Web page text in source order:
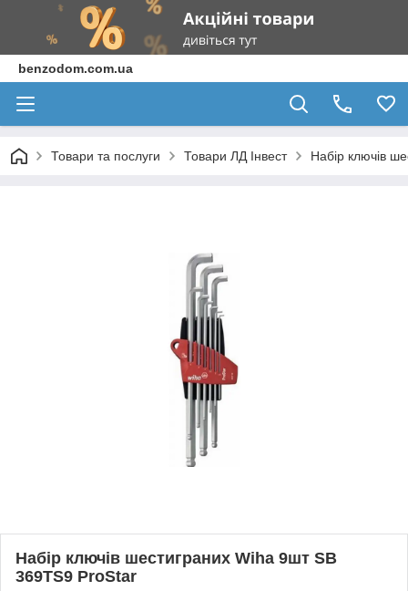
benzodom.com.ua
Товари та послуги Товари ЛД Інвест Набір ключів
Набір ключів шестиграних Wiha 9шт SB
369TS9 ProStar